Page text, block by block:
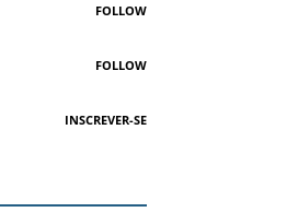
FOLLOW
FOLLOW
INSCREVER-SE